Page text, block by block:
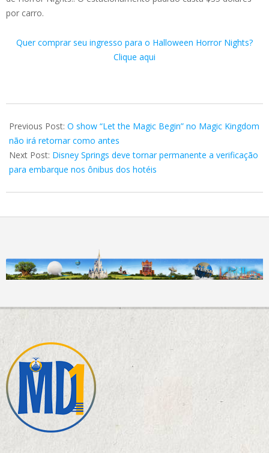
por carro.
Quer comprar seu ingresso para o Halloween Horror Nights?
Clique aqui
06-
16
Previous Post: O show “Let the Magic Begin” no Magic Kingdom
não irá retornar como antes
Next Post: Disney Springs deve tornar permanente a verificação
para embarque nos ônibus dos hotéis